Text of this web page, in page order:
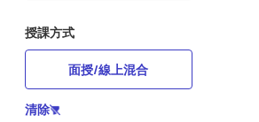
授課方式
面授/線上混合
清除